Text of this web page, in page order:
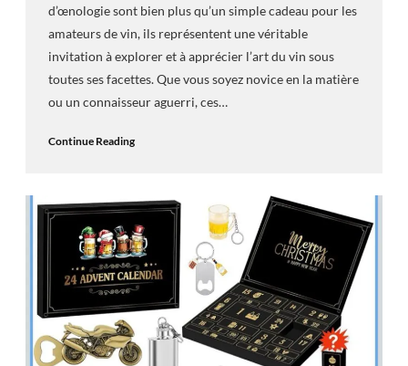
d’œnologie sont bien plus qu’un simple cadeau pour les
amateurs de vin, ils représentent une véritable
invitation à explorer et à apprécier l’art du vin sous
toutes ses facettes. Que vous soyez novice en la matière
ou un connaisseur aguerri, ces…
Continue Reading